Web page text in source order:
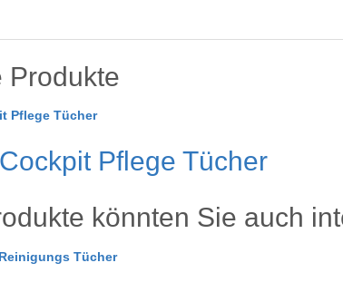
Produkte
Pflege Tücher
könnten Sie auch